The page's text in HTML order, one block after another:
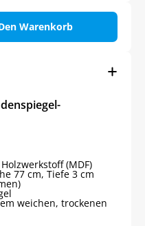
Warenkorb
(MDF)
77 cm, Tiefe 3 cm
weichen, trockenen